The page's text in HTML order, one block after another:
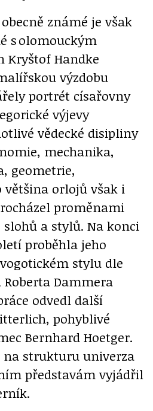
známé je však
s olomouckým
Kryštof Handke
výzdobu
portrét císařovny
výjevy
vědecké disipliny
mechanika,
geometrie,
orlojů však i
proměnami
a stylů. Na konci
proběhla jeho
stylu dle
Dammera
odvedl další
pohyblivé
Bernhard Hoetger.
na strukturu univerza
představám vyjádřil